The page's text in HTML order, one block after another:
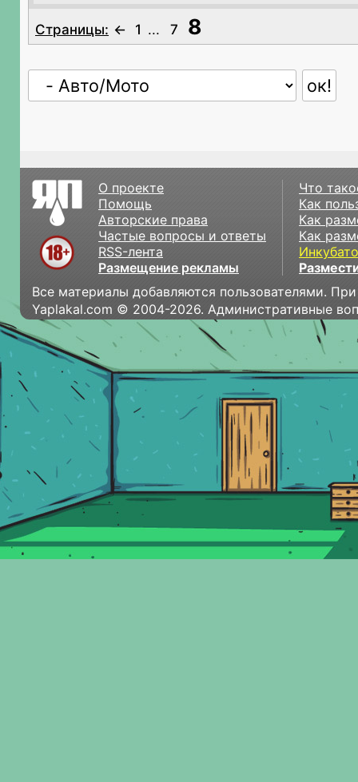
Страницы: ← 1 ... 7 8
О проекте
Помощь
Авторские права
Частые вопросы и ответы
RSS-лента
Размещение рекламы
Что
Как
Как
Как
Все материалы добавляются пользователями.
Yaplakal.com © 2004-2026. Административные